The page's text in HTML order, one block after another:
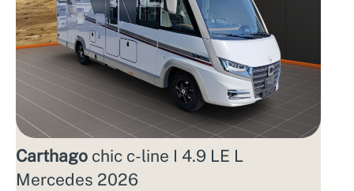
Carthago chic c-line I 4.9 LE L
Mercedes 2026